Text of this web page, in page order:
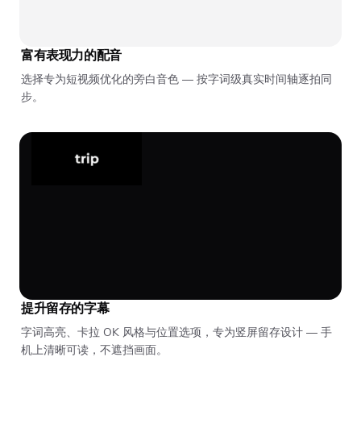
富有表现力的配音
选择专为短视频优化的旁白音色 — 按字词级真实时间轴逐拍同
步。
提升留存的字幕
字词高亮、卡拉 OK 风格与位置选项，专为竖屏留存设计 — 手
机上清晰可读，不遮挡画面。